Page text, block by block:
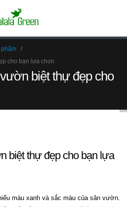
phẩm
cho bạn lựa chọn
biệt thự đẹp cho
biệt thự đẹp cho bạn lựa
màu xanh và sắc màu của sân vườn.